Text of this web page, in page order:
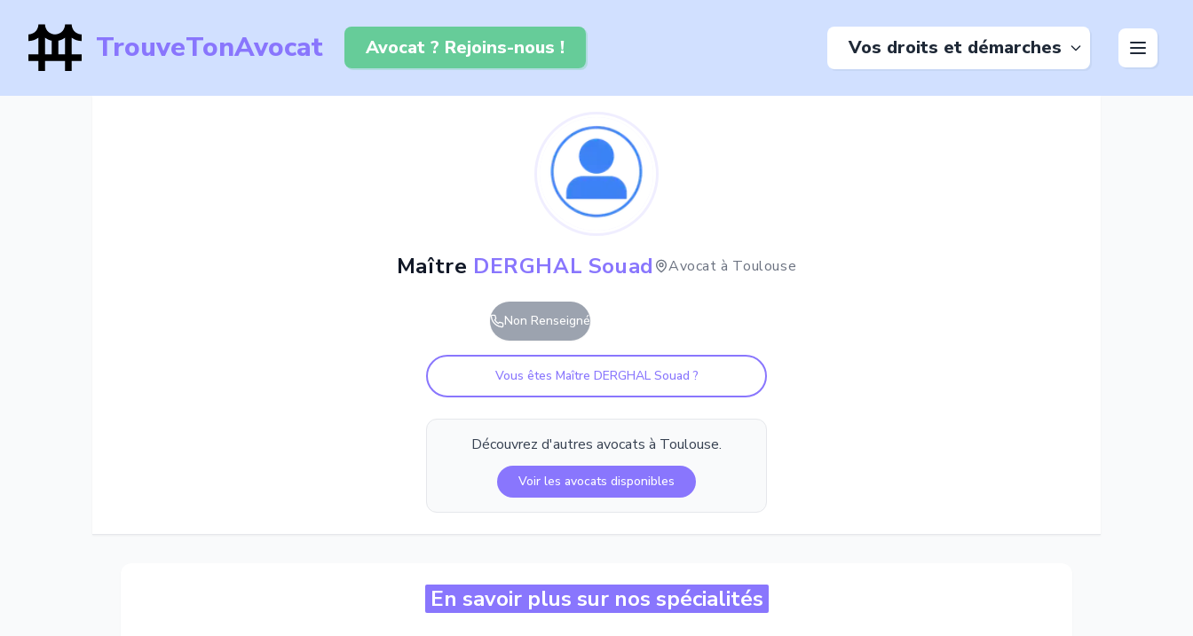
TrouveTonAvocat Avocat ? Rejoins-nous ! Vos droits et démarches
Maître DERGHAL Souad Avocat à Toulouse
Non Renseigné
Vous êtes Maître DERGHAL Souad ?
Découvrez d'autres avocats à Toulouse.
Voir les avocats disponibles
En savoir plus sur nos spécialités